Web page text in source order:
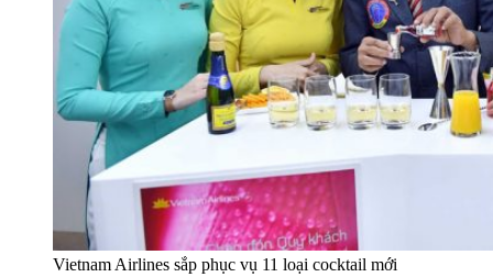
Vietnam Airlines sắp phục vụ 11 loại cocktail mới